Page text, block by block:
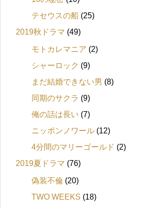
テセウスの船 (25)
2019秋ドラマ (49)
モトカレマニア (2)
シャーロック (9)
まだ結婚できない男 (8)
同期のサクラ (9)
俺の話は長い (7)
ニッポンノワール (12)
4分間のマリーゴールド (2)
2019夏ドラマ (76)
偽装不倫 (20)
TWO WEEKS (18)